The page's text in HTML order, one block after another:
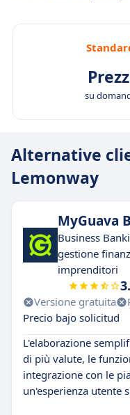
su
Alternative
Lemonway
MyGuava
Business
gestione
imprenditori
Versione gratuita
Precio bajo solicitud
L'elaborazione
di più valute, le
integrazione con le
un'esperienza utente